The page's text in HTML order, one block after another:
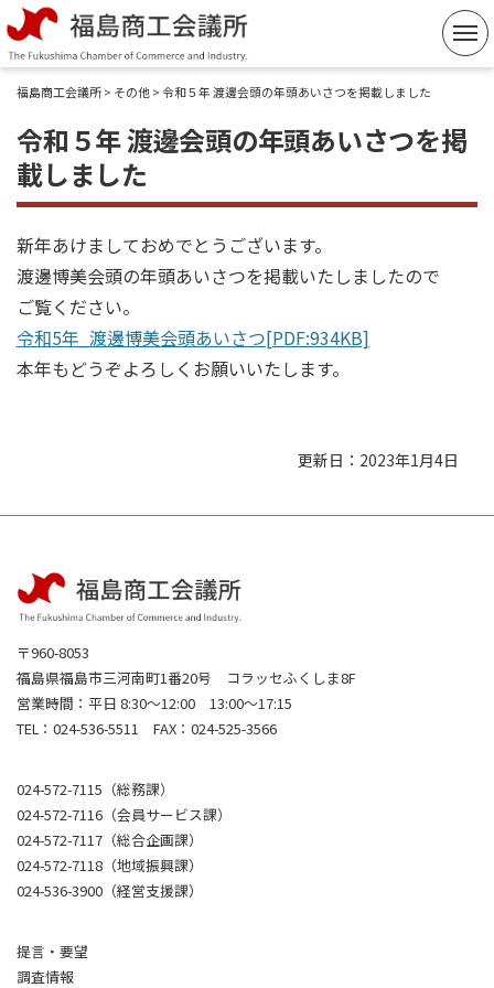
ン
テ
ツ
ス
福島商工会議所> その他> 令和５年 渡邊会頭の年頭あいさつを掲載しました
令和５年 渡邊会頭の年頭あいさつを掲
載しました
新年あけましておめでとうございます。
渡邊博美会頭の年頭あいさつを掲載いたしましたので
ご覧ください。
令和5年_渡邊博美会頭あいさつ[PDF:934KB]
本年もどうぞよろしくお願いいたします。
更新日：2023年1月4日
〒960-8053
福島県福島市三河南町1番20号 コラッセふくしま8F
営業時間：平日 8:30～12:00 13:00～17:15
TEL：024-536-5511 FAX：024-525-3566
024-572-7115（総務課）
024-572-7116（会員サービス課）
024-572-7117（総合企画課）
024-572-7118（地域振興課）
024-536-3900（経営支援課）
提言・要望
調査情報